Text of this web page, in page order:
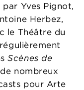
Yves Pignot,
Herbez,
le Théâtre du
Scènes de
nombreux
pour Arte